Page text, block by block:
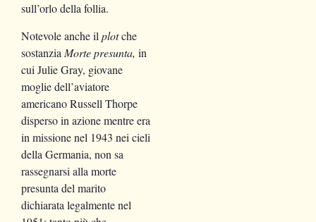
sull’orlo della follia.
Notevole anche il plotche
sostanzia Morte presunta, in
cui Julie Gray, giovane
moglie dell’aviatore
americano Russell Thorpe
disperso in azione mentre era
in missione nel 1943 nei cieli
della Germania, non sa
rassegnarsi alla morte
presunta del marito
dichiarata legalmente nel